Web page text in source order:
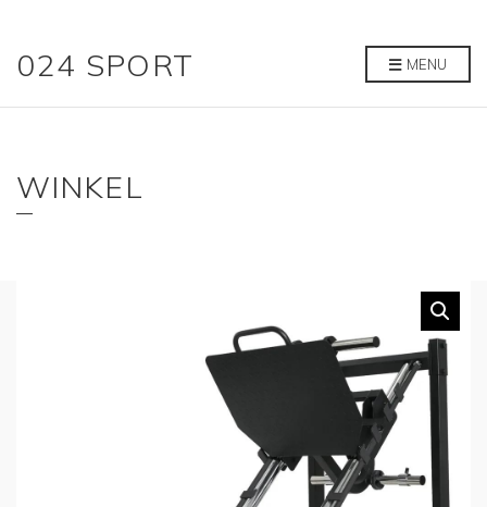
024 SPORT MENU
WINKEL